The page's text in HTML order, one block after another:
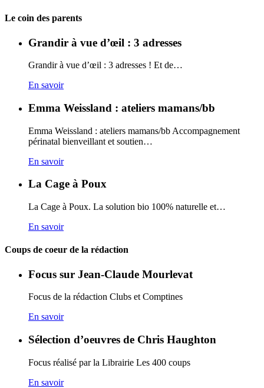
Carto
Le coin des parents
Grandir à vue d’œil : 3 adresses
Grandir à vue d’œil : 3 adresses ! Et de…
En savoir
Emma Weissland : ateliers mamans/bb
Emma Weissland : ateliers mamans/bb Accompagnement
périnatal bienveillant et soutien…
En savoir
La Cage à Poux
La Cage à Poux. La solution bio 100% naturelle et…
En savoir
Coups de coeur de la rédaction
Focus sur Jean-Claude Mourlevat
Focus de la rédaction Clubs et Comptines
En savoir
Sélection d’oeuvres de Chris Haughton
Focus réalisé par la Librairie Les 400 coups
En savoir